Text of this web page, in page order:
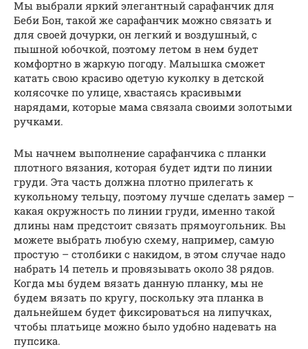
Мы выбрали яркий элегантный сарафанчик для
Беби Бон, такой же сарафанчик можно связать и
для своей дочурки, он легкий и воздушный, с
пышной юбочкой, поэтому летом в нем будет
комфортно в жаркую погоду. Малышка сможет
катать свою красиво одетую куколку в детской
колясочке по улице, хвастаясь красивыми
нарядами, которые мама связала своими золотыми
ручками.
Мы начнем выполнение сарафанчика с планки
плотного вязания, которая будет идти по линии
груди. Эта часть должна плотно прилегать к
кукольному тельцу, поэтому лучше сделать замер –
какая окружность по линии груди, именно такой
длины нам предстоит связать прямоугольник. Вы
можете выбрать любую схему, например, самую
простую – столбики с накидом, в этом случае надо
набрать 14 петель и провязывать около 38 рядов.
Когда мы будем вязать данную планку, мы не
будем вязать по кругу, поскольку эта планка в
дальнейшем будет фиксироваться на липучках,
чтобы платьице можно было удобно надевать на
пупсика.